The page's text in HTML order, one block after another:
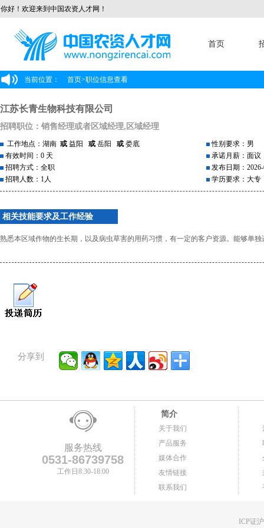
你好！欢迎来到中国农资人才网！
首页
当前位置： 首页>职位信息查看
江苏长青生物科技有限公司
招聘职位：销售经理或者区域经理,区域经理
工作地点：湖南 或 益阳 或 岳阳 或 娄底
有效时间：0 天
招聘方式：全职
招聘人数：1人
性别要求：男
承诺月薪：面议
发布日期：
学历要求：大专
相关技能要求及工作经验
熟悉本区域作物的生长期，以及病虫草害的用药习惯，有一定的客户资源。能够单
分享到
服务热线
0531-86739758
工作日8:30-18:00
简介
关于我们
产品服务
媒体合作
友情链接
联系我们
ICP证